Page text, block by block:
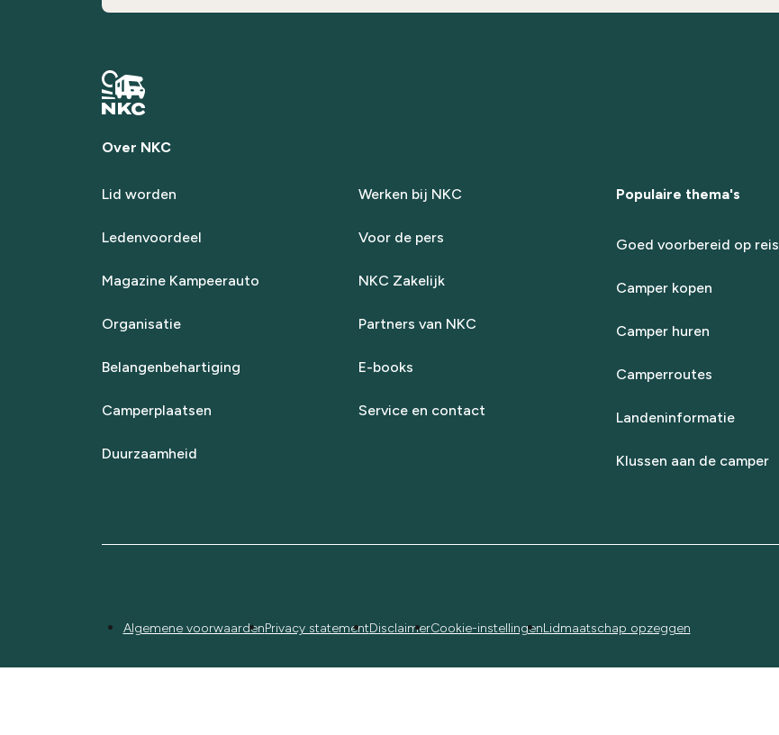
Over NKC
Lid worden
Ledenvoordeel
Magazine Kampeerauto
Organisatie
Belangenbehartiging
Camperplaatsen
Duurzaamheid
Werken bij NKC
Voor de pers
NKC Zakelijk
Partners van NKC
E-books
Service en contact
Populaire thema's
Goed voorbereid op reis
Camper kopen
Camper huren
Camperroutes
Landeninformatie
Klussen aan de camper
Algemene voorwaardenPrivacy statementDisclaimerCookie-instellingenLidmaatschap opzeggen